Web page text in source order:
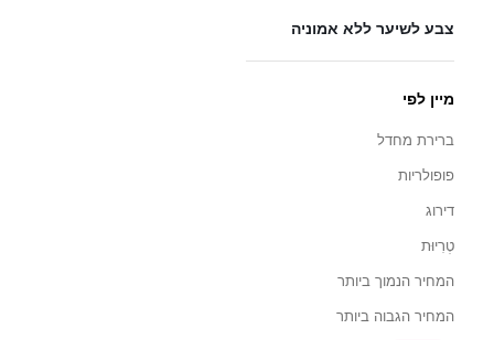
צבע לשיער ללא אמוניה
מיין לפי
ברירת מחדל
פופולריות
דירוג
טְרִיוּת
המחיר הנמוך ביותר
המחיר הגבוה ביותר